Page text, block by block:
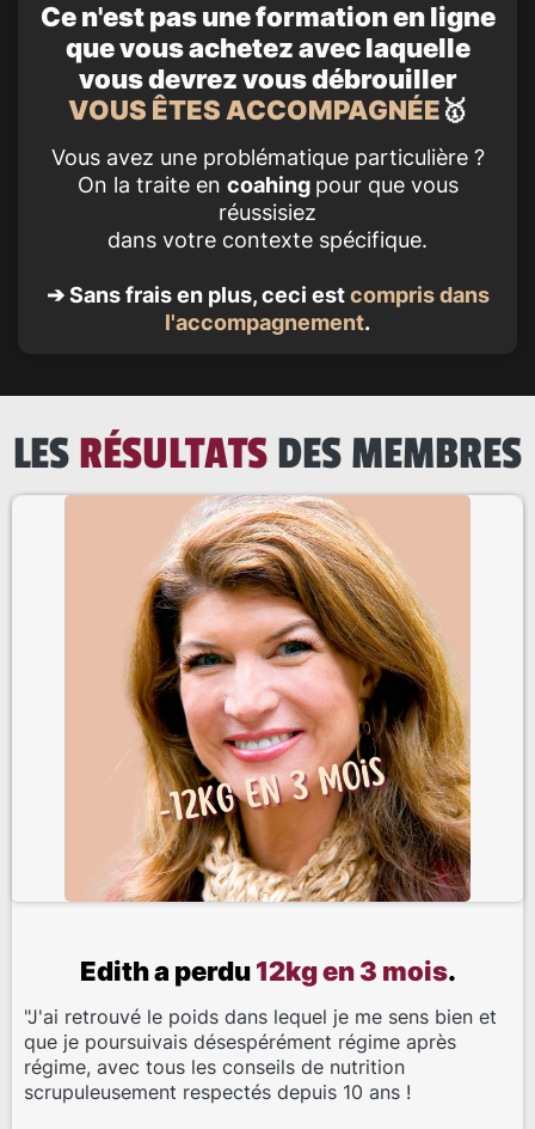
Ce n'est pas une formation en ligne
que vous achetez avec laquelle
vous devrez vous débrouiller
VOUS ÊTES ACCOMPAGNÉE🥇
Vous avez une problématique particulière ?
On la traite en coahing pour que vous
réussisiez
dans votre contexte spécifique.
➔ Sans frais en plus, ceci estcompris dans
l'accompagnement.
LES RÉSULTATS DES MEMBRES
Edith a perdu12kg en 3 mois.
"J'ai retrouvé le poids dans lequel je me sens bien et
que je poursuivais désespérément régime après
régime, avec tous les conseils de nutrition
scrupuleusement respectés depuis 10 ans !